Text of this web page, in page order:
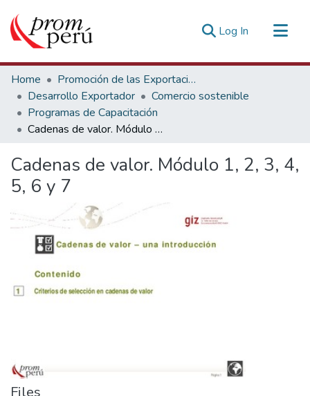
Log In (current)
Communities & Collections
All of DSpace
Statistics
Estadísticas Externas
Home
Promoción de las Exportaciones
Desarrollo Exportador
Comercio sostenible
Programas de Capacitación
Cadenas de valor. Módulo 1, 2, 3, 4, 5, 6 y 7
Cadenas de valor. Módulo 1, 2, 3, 4,
5, 6 y 7
Files